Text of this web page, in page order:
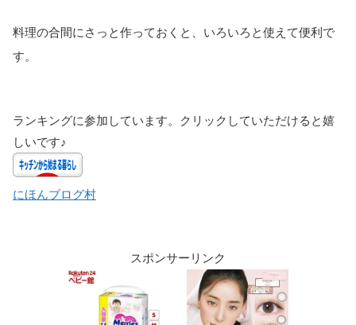
料理の合間にさっと作っておくと、いろいろと使えて便利で
す。
ランキングに参加しています。クリックしていただけると嬉
しいです♪
にほんブログ村
スポンサーリンク